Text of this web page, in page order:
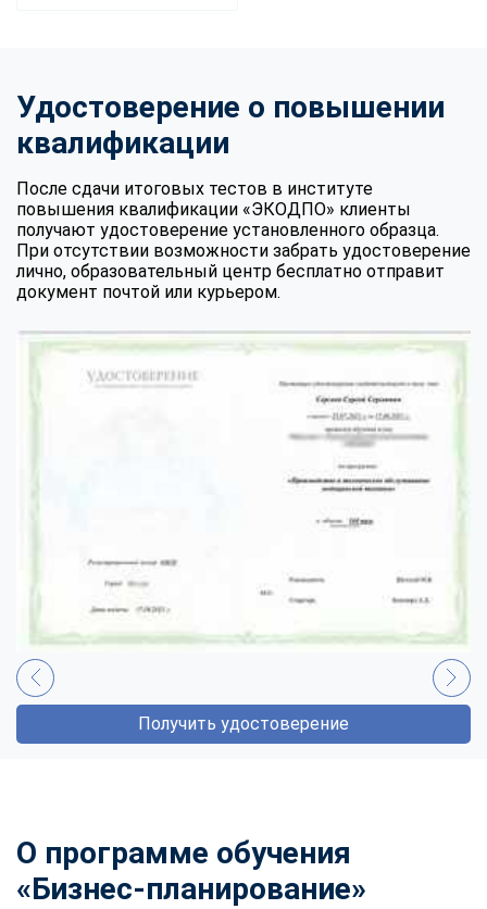
Удостоверение о повышении
квалификации
После сдачи итоговых тестов в институте
повышения квалификации «ЭКОДПО» клиенты
получают удостоверение установленного образца.
При отсутствии возможности забрать удостоверение
лично, образовательный центр бесплатно отправит
документ почтой или курьером.
Получить удостоверение
О программе обучения
«Бизнес-планирование»